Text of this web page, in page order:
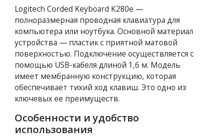
Logitech Corded Keyboard K280e —
полноразмерная проводная клавиатура для
компьютера или ноутбука. Основной материал
устройства — пластик с приятной матовой
поверхностью. Подключение осуществляется с
помощью USB-кабеля длиной 1,6 м. Модель
имеет мембранную конструкцию, которая
обеспечивает тихий ход клавиш. Это одно из
ключевых ее преимуществ.
Особенности и удобство
использования